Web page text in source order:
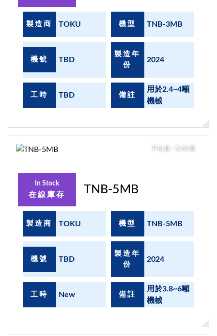
製造商 TOKU 機型 TNB-3MB
機號 TBD
製造年
份
2024
工時 TBD 備註
用於2.4~4噸
機械
TNB-5MB
In Stock
在線庫存 TNB-5MB
製造商 TOKU 機型 TNB-5MB
機號 TBD
製造年
份
2024
工時 New 備註
用於3.8~6噸
機械